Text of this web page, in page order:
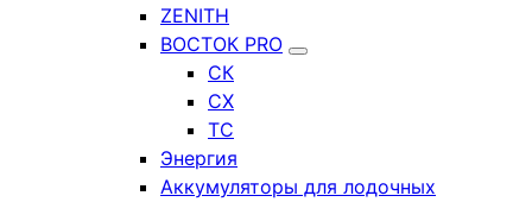
ZENITH
ВОСТОК PRO
СК
СХ
ТС
Энергия
Аккумуляторы для лодочных